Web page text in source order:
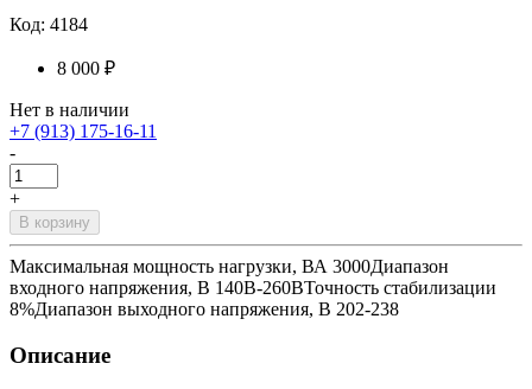
Код: 4184
8 000 ₽
Нет в наличии
+7 (913) 175-16-11
-
+
В корзину
Максимальная мощность нагрузки, ВА 3000Диапазон
входного напряжения, В 140В-260ВТочность стабилизации
8%Диапазон выходного напряжения, В 202-238
Описание